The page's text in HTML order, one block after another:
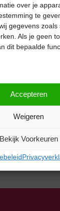
over je
te
gegevens
Als je geen
dit bepaalde
Accepteren
Weigeren
Bekijk Voorkeuren